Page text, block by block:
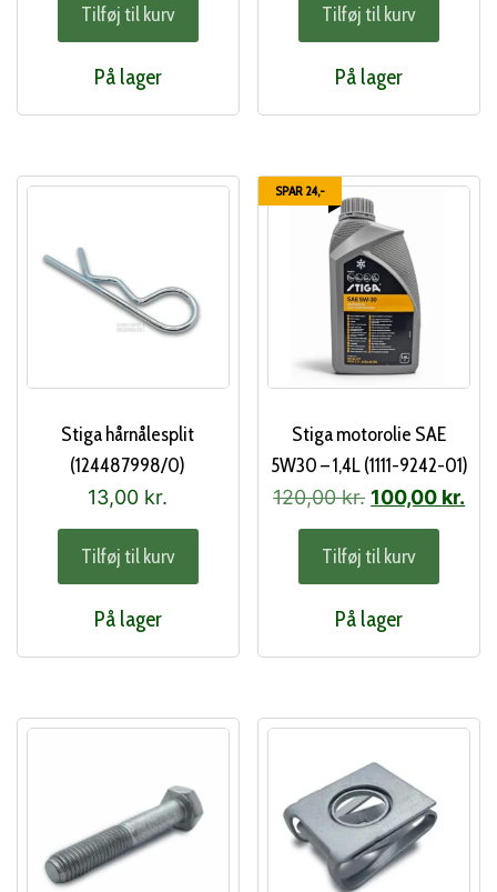
Tilføj til kurv
På lager
pris
var:
60,00 kr..
Tilføj til kurv
På lager
Stiga hårnålesplit
(124487998/0)
13,00 kr.
Tilføj til kurv
På lager
SPAR 24,-
Stiga motorolie SAE
5W30 – 1,4L (1111-9242-01)
120,00kr. Den
oprindelige
pris
var:
120,00 kr..
100,00 kr.
Tilføj til kurv
På lager